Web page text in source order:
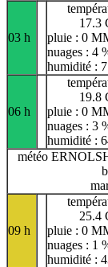
03 h
17.3
pluie : 0
nuages : 4
humidité :
06 h
19.8
pluie : 0
nuages : 3
humidité :
météo
09 h
25.4
pluie : 0
nuages : 1
humidité :